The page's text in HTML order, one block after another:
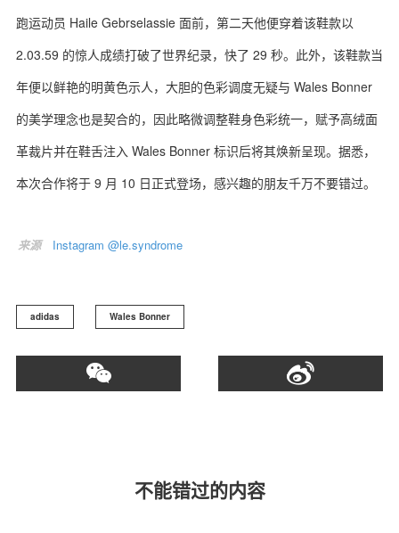
跑运动员 Haile Gebrselassie 面前，第二天他便穿着该鞋款以
2.03.59 的惊人成绩打破了世界纪录，快了 29 秒。此外，该鞋款当
年便以鲜艳的明黄色示人，大胆的色彩调度无疑与 Wales Bonner
的美学理念也是契合的，因此略微调整鞋身色彩统一，赋予高绒面
革裁片并在鞋舌注入 Wales Bonner 标识后将其焕新呈现。据悉，
本次合作将于 9 月 10 日正式登场，感兴趣的朋友千万不要错过。
来源 Instagram @le.syndrome
adidas Wales Bonner
不能错过的内容